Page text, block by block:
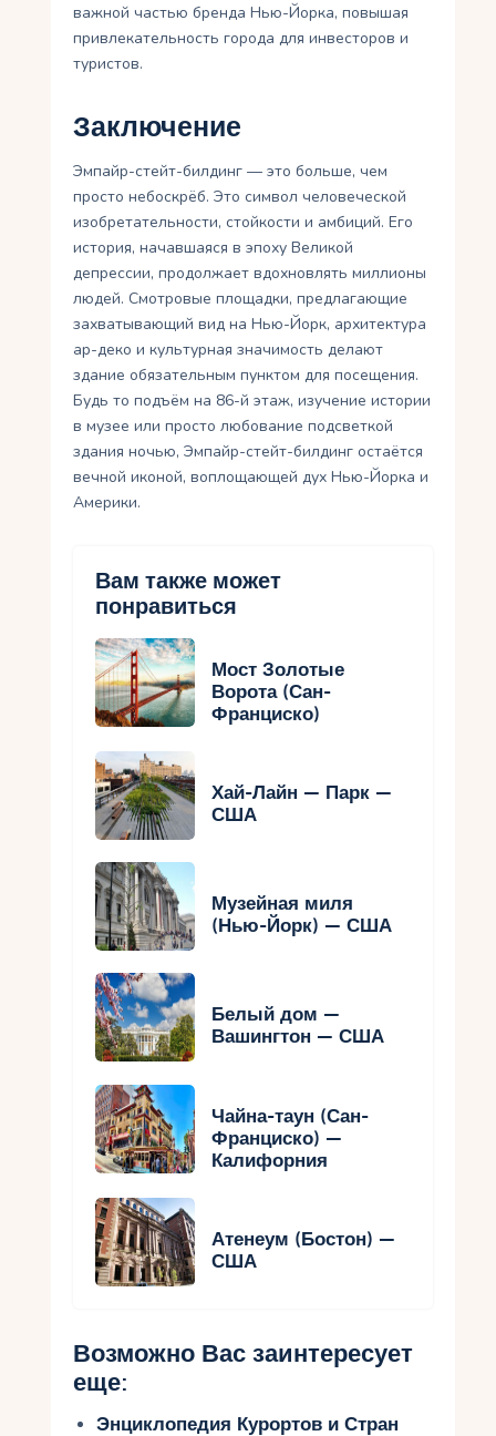
важной частью бренда Нью-Йорка, повышая
привлекательность города для инвесторов и
туристов.
Заключение
Эмпайр-стейт-билдинг — это больше, чем
просто небоскрёб. Это символ человеческой
изобретательности, стойкости и амбиций. Его
история, начавшаяся в эпоху Великой
депрессии, продолжает вдохновлять миллионы
людей. Смотровые площадки, предлагающие
захватывающий вид на Нью-Йорк, архитектура
ар-деко и культурная значимость делают
здание обязательным пунктом для посещения.
Будь то подъём на 86-й этаж, изучение истории
в музее или просто любование подсветкой
здания ночью, Эмпайр-стейт-билдинг остаётся
вечной иконой, воплощающей дух Нью-Йорка и
Америки.
Вам также может
понравиться
Мост Золотые
Ворота (Сан-
Франциско)
Хай-Лайн — Парк —
США
Музейная миля
(Нью-Йорк) — США
Белый дом —
Вашингтон — США
Чайна-таун (Сан-
Франциско) —
Калифорния
Атенеум (Бостон) —
США
Возможно Вас заинтересует
еще:
Энциклопедия Курортов и Стран